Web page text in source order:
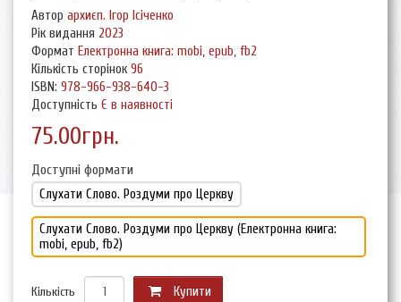
Автор архиєп. Ігор Ісіченко
Рік видання 2023
Формат Електронна книга: mobi, epub, fb2
Кількість сторінок 96
ISBN: 978-966-938-640-3
Доступність Є в наявності
75.00грн.
Доступні формати
Слухати Слово. Роздуми про Церкву
Слухати Слово. Роздуми про Церкву (Електронна книга:
mobi, epub, fb2)
Кількість Купити